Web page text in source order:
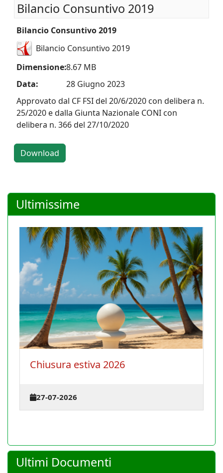
Bilancio Consuntivo 2019
Bilancio Consuntivo 2019
Bilancio Consuntivo 2019
Dimensione:8.67 MB
Data:
28 Giugno 2023
Approvato dal CF FSI del 20/6/2020 con delibera n.
25/2020 e dalla Giunta Nazionale CONI con
delibera n. 366 del 27/10/2020
Ultimissime
Chiusura estiva 2026
27-07-2026
Ultimi Documenti